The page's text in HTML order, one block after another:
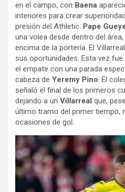
en el campo, con Baena
interiores para crear
presión del Athletic. Pape
una volea desde dentro del
encima de la portería. El
sus oportunidades. Esta vez fue
el empate con una parada
cabeza de Yeremy Pino. El
señaló el final de los primeros
dejando a un Villarreal que,
último tramo del primer tiempo,
ocasiones de gol.